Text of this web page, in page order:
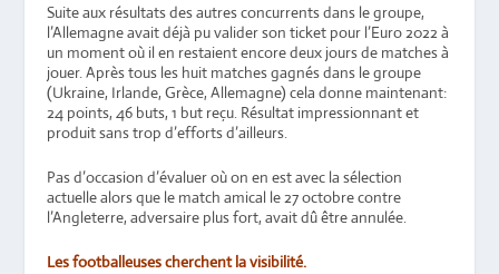
Suite aux résultats des autres concurrents dans le groupe,
l’Allemagne avait déjà pu valider son ticket pour l’Euro 2022 à
un moment où il en restaient encore deux jours de matches à
jouer. Après tous les huit matches gagnés dans le groupe
(Ukraine, Irlande, Grèce, Allemagne) cela donne maintenant:
24 points, 46 buts, 1 but reçu. Résultat impressionnant et
produit sans trop d’efforts d’ailleurs.
Pas d’occasion d’évaluer où on en est avec la sélection
actuelle alors que le match amical le 27 octobre contre
l’Angleterre, adversaire plus fort, avait dû être annulée.
Les footballeuses cherchent la visibilité.